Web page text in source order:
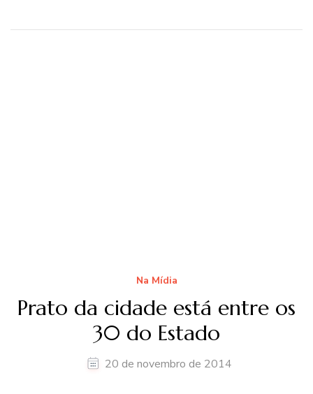
Na Mídia
Prato da cidade está entre os
30 do Estado
20 de novembro de 2014